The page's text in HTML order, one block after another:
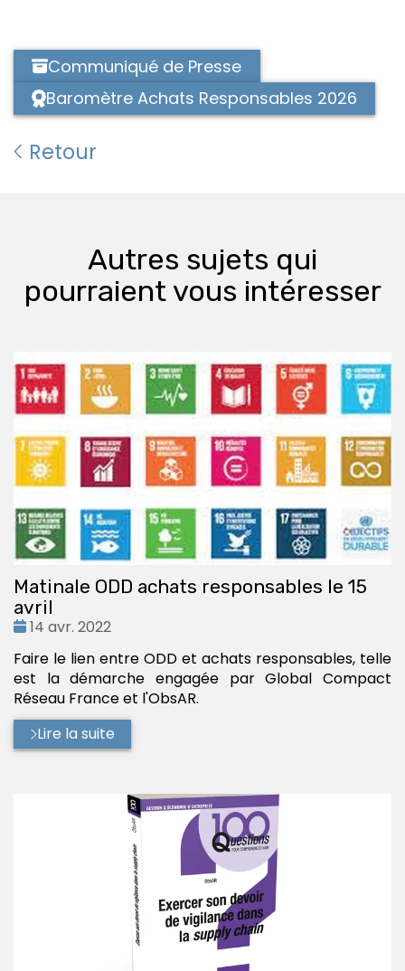
Communiqué de Presse
Baromètre Achats Responsables 2026
Retour
Autres sujets qui
pourraient vous intéresser
Matinale ODD achats responsables le 15
avril
Date
14 avr. 2022
Faire le lien entre ODD et achats responsables, telle
est la démarche engagée par Global Compact
Réseau France et l'ObsAR.
Lire la suite